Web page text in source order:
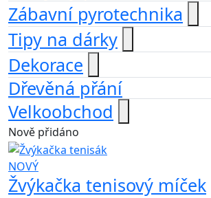
Zábavní pyrotechnika
Tipy na dárky
Dekorace
Dřevěná přání
Velkoobchod
Nově přidáno
NOVÝ
Žvýkačka tenisový míček